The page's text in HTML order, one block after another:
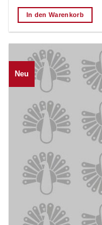
In den Warenkorb
Neu